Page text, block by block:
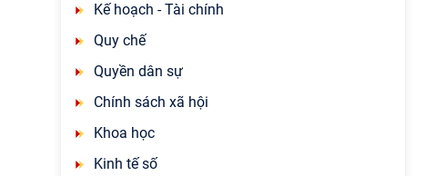
Kế hoạch - Tài chính
Quy chế
Quyền dân sự
Chính sách xã hội
Khoa học
Kinh tế số